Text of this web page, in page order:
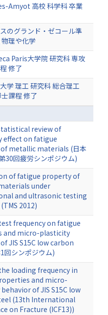
Amyot 高校 科学科 卒業
のグランド・ゼコール準
理や化学
Paris大学院 研究科 専攻
修了
学 理工 研究科 総合理工
課程 修了
review of
effect on fatigue
metallic materials (日本
30回疲労シンポジウム)
of fatigue property of
under
and ultrasonic testing
2012)
frequency on fatigue
and micro-plasticity
JIS S15C low carbon
回シンポジウム)
loading frequency in
and micro-
of JIS S15C low
(13th International
on Fracture (ICF13))